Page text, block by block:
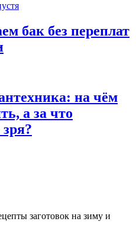
бак без переплат
на чём
а за что
заготовок на зиму и